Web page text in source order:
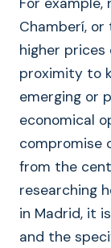
Chamberí,
higher
proximity to
emerging or
economical
compromise
from the
researching
in Madrid, it
and the